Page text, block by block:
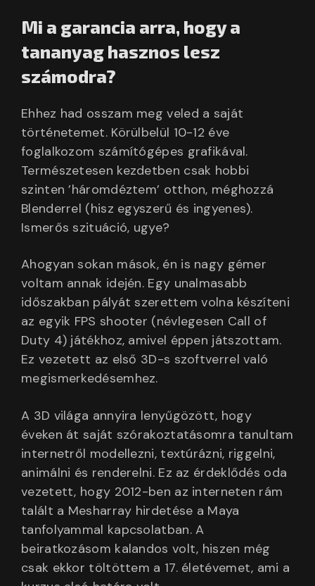
Mi a garancia arra, hogy a
tananyag hasznos lesz
számodra?
Ehhez had osszam meg veled a saját
történetemet. Körülbelül 10-12 éve
foglalkozom számítógépes grafikával.
Természetesen kezdetben csak hobbi
szinten ’háromdéztem’ otthon, méghozzá
Blenderrel (hisz egyszerű és ingyenes).
Ismerős szituáció, ugye?
Ahogyan sokan mások, én is nagy gémer
voltam annak idején. Egy unalmasabb
időszakban pályát szerettem volna készíteni
az egyik FPS shooter (névlegesen Call of
Duty 4) játékhoz, amivel éppen játszottam.
Ez vezetett az első 3D-s szoftverrel való
megismerkedésemhez.
A 3D világa annyira lenyűgözött, hogy
éveken át saját szórakoztatásomra tanultam
internetről modellezni, textúrázni, riggelni,
animálni és renderelni. Ez az érdeklődés oda
vezetett, hogy 2012-ben az interneten rám
talált a Mesharray hirdetése a Maya
tanfolyammal kapcsolatban. A
beiratkozásom kalandos volt, hiszen még
csak ekkor töltöttem a 17. életévemet, ami a